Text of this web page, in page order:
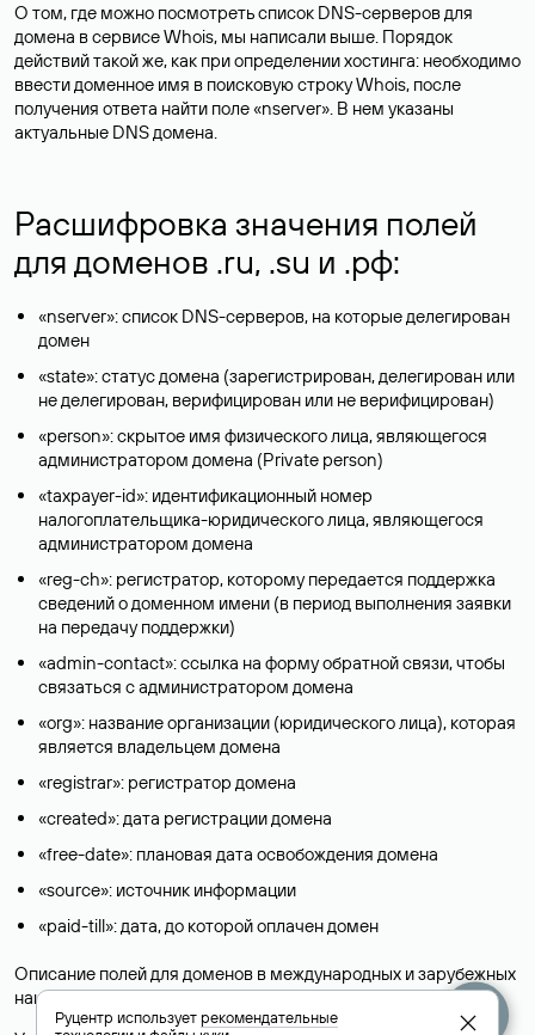
О том, где можно посмотреть список DNS-серверов для
домена в сервисе Whois, мы написали выше. Порядок
действий такой же, как при определении хостинга: необходимо
ввести доменное имя в поисковую строку Whois, после
получения ответа найти поле «nserver». В нем указаны
актуальные DNS домена.
Расшифровка значения полей
для доменов .ru, .su и .рф:
«nserver»: список DNS-серверов, на которые делегирован
домен
«state»: статус домена (зарегистрирован, делегирован или
не делегирован, верифицирован или не верифицирован)
«person»: скрытое имя физического лица, являющегося
администратором домена (Privatе person)
«taxpayer-id»: идентификационный номер
налогоплательщика-юридического лица, являющегося
администратором домена
«reg-ch»: регистратор, которому передается поддержка
сведений о доменном имени (в период выполнения заявки
на передачу поддержки)
«admin-contact»: ссылка на форму обратной связи, чтобы
связаться с администратором домена
«org»: название организации (юридического лица), которая
является владельцем домена
«registrar»: регистратор домена
«created»: дата регистрации домена
«free-date»: плановая дата освобождения домена
«source»: источник информации
«paid-till»: дата, до которой оплачен домен
Описание полей для доменов в международных и зарубежных
национальных доменах представлены в разделе «Помощь».
Руцентр используетрекомендательные